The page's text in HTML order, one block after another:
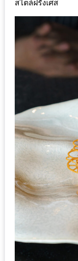
บาท
ชี้
เบาะแส
ความ
ตาม
รอย
น้า
อ้วน
ชวน
หิว
ติดต่อ
สไตล์ฝรั่งเศส